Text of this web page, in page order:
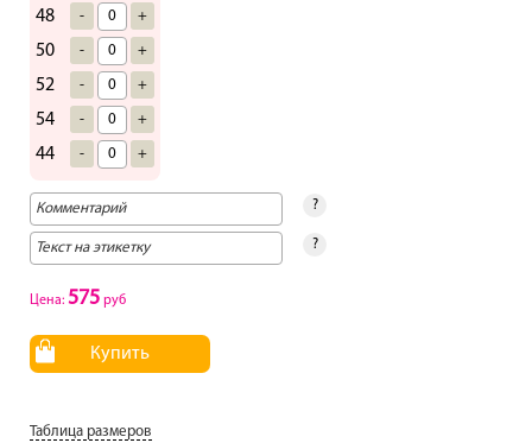
48 - +
50 - +
52 - +
54 - +
44 - +
?
?
Цена: 575 руб
Купить
Таблица размеров